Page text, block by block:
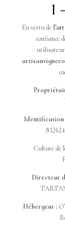
1
En vertu de
confiance
Identification
Culture de
Directeur
Hébergeur :